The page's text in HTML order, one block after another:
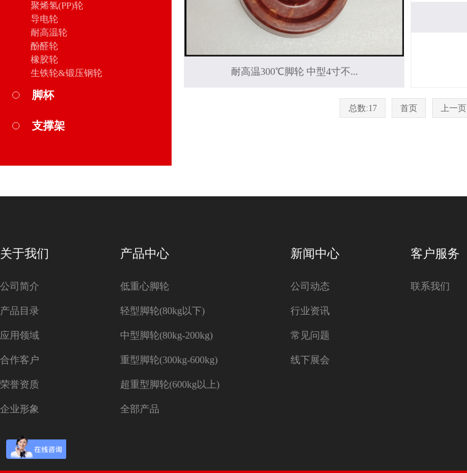
聚烯氢(PP)轮
导电轮
耐高温轮
酚醛轮
橡胶轮
生铁轮&锻压钢轮
脚杯
支撑架
耐高温300℃脚轮 中型4寸不...
总数:17 首页 上一页
关于我们
公司简介
产品目录
应用领域
合作客户
荣誉资质
企业形象
产品中心
低重心脚轮
轻型脚轮(80kg以下)
中型脚轮(80kg-200kg)
重型脚轮(300kg-600kg)
超重型脚轮(600kg以上)
全部产品
新闻中心
公司动态
行业资讯
常见问题
线下展会
客户服务
联系我们